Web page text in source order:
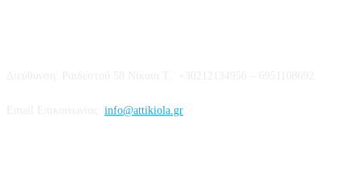
info@attikiola.gr